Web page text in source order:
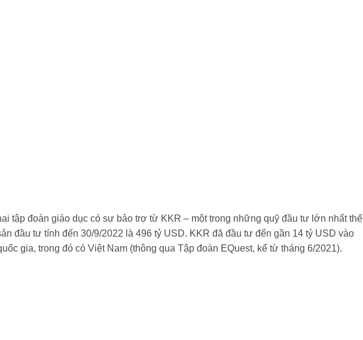
tập đoàn giáo dục có sự bảo trợ từ KKR – một trong những quỹ đầu tư lớn nhất thế
đầu tư tính đến 30/9/2022 là 496 tỷ USD. KKR đã đầu tư đến gần 14 tỷ USD vào
gia, trong đó có Việt Nam (thông qua Tập đoàn EQuest, kể từ tháng 6/2021).